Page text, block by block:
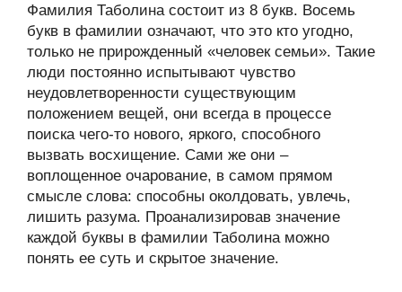
Фамилия Таболина состоит из 8 букв. Восемь
букв в фамилии означают, что это кто угодно,
только не прирожденный «человек семьи». Такие
люди постоянно испытывают чувство
неудовлетворенности существующим
положением вещей, они всегда в процессе
поиска чего-то нового, яркого, способного
вызвать восхищение. Сами же они –
воплощенное очарование, в самом прямом
смысле слова: способны околдовать, увлечь,
лишить разума. Проанализировав значение
каждой буквы в фамилии Таболина можно
понять ее суть и скрытое значение.